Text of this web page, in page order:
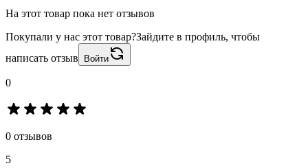
На этот товар пока нет отзывов
Покупали у нас этот товар?Зайдите в профиль, чтобы
написать отзыв
Войти
0
0 отзывов
5